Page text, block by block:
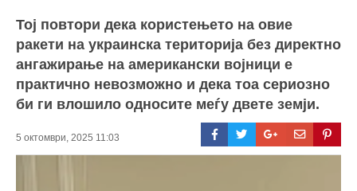
Тој повтори дека користењето на овие
ракети на украинска територија без директно
ангажирање на американски војници е
практично невозможно и дека тоа сериозно
би ги влошило односите меѓу двете земји.
5 октомври, 2025 11:03